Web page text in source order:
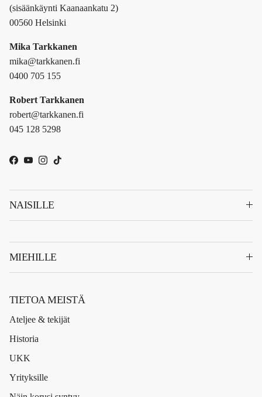
(sisäänkäynti Kaanaankatu 2)
00560 Helsinki
Mika Tarkkanen
mika@tarkkanen.fi
0400 705 155
Robert Tarkkanen
robert@tarkkanen.fi
045 128 5298
Facebook
YouTube
Instagram
TikTok
NAISILLE
MIEHILLE
TIETOA MEISTÄ
Ateljee & tekijät
Historia
UKK
Yrityksille